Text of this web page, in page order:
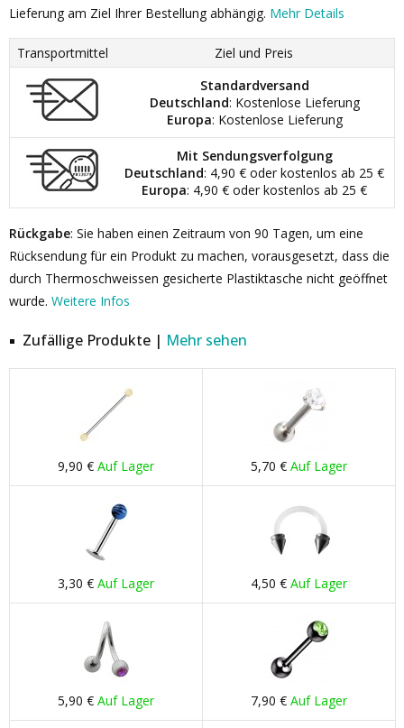
Lieferung am Ziel Ihrer Bestellung abhängig. Mehr Details
Transportmittel
Ziel und Preis
Standardversand
Deutschland: Kostenlose Lieferung
Europa: Kostenlose Lieferung
Mit Sendungsverfolgung
Deutschland: 4,90 € oder kostenlos ab 25 €
Europa: 4,90 € oder kostenlos ab 25 €
Rückgabe: Sie haben einen Zeitraum von 90 Tagen, um eine
Rücksendung für ein Produkt zu machen, vorausgesetzt, dass die
durch Thermoschweissen gesicherte Plastiktasche nicht geöffnet
wurde. Weitere Infos
Zufällige Produkte | Mehr sehen
9,90 € Auf Lager 5,70 € Auf Lager
3,30 € Auf Lager 4,50 € Auf Lager
5,90 € Auf Lager 7,90 € Auf Lager